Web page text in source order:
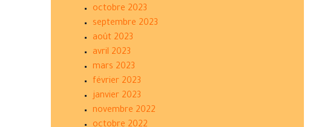
octobre 2023
septembre 2023
août 2023
avril 2023
mars 2023
février 2023
janvier 2023
novembre 2022
octobre 2022